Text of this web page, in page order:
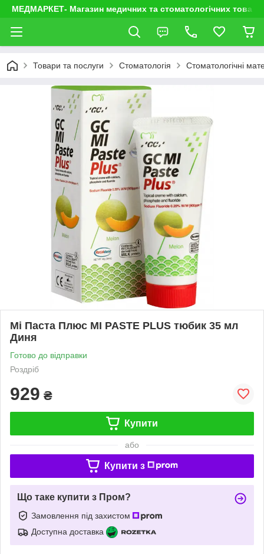
МЕДМАРКЕТ- Магазин медичних та стоматологічних
Товари та послуги Стоматологія Стоматологічні
Мі Паста Плюс MI PASTE PLUS тюбик 35 мл
Диня
Готово до відправки
Роздріб
929 ₴
Купити
або
Купити з
Що таке купити з Пром?
Замовлення під захистом
Доступна доставка